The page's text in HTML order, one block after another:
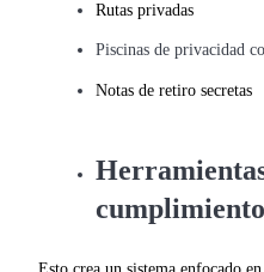
Rutas privadas
Piscinas de privacidad
Notas de retiro secretas
cumplimiento